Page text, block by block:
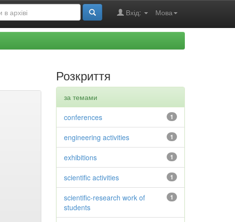
Мова
Вхід:
Розкриття
за темами
1
conferences
1
engineering activities
1
exhibitions
1
scientific activities
1
scientific-research work of
students